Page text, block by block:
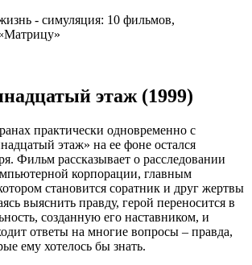
этаж (1999)
практически одновременно с
этаж» на ее фоне остался
Фильм рассказывает о расследовании
корпорации, главным
становится соратник и друг жертвы
выяснить правду, герой переносится в
созданную его наставником, и
ответы на многие вопросы – правда,
ему хотелось бы знать.